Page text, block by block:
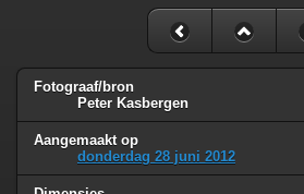
Fotograaf/bron
Peter Kasbergen
Aangemaakt op
donderdag 28 juni 2012